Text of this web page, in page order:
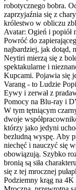
robotycznego bobra.
zaprzyjaźnia się z
królestwo w obliczu
Avatar: Ogień i
Powróć do
najbardziej, jak dotąd,
Neytiri mierzą się z
spektakularne i
Kupcami. Pojawia się
Varang - to Ludzie
Eywy i zerwał z
Pomocy na Blu-ray i
W tym tętniącym
dwoje
którzy jako jedyni
bezludną wyspę. Aby
niechęć i nauczyć się
obowiązują. Szybko
bronią są siła
się z tej mrocznej
Podziemny krąg na